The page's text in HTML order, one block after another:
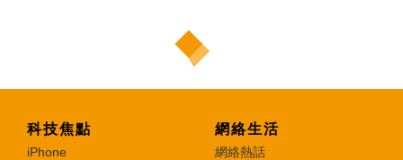
科技焦點
iPhone
網絡生活
網絡熱話